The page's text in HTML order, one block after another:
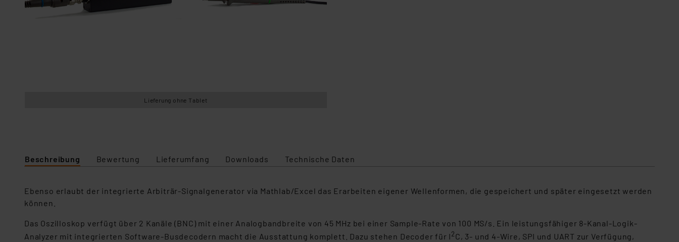
Lieferung ohne Tablet
Beschreibung Bewertung Lieferumfang Downloads Technische Daten
Ebenso erlaubt der integrierte Arbiträr-Signalgenerator via Mathlab/Excel das Erarbeiten eigener Wellenformen, die gespeichert und später eingesetzt werden
können.
Das Oszilloskop verfügt über 2 Kanäle (BNC) mit einer Analogbandbreite von 45 MHz bei einer Sample-Rate von 100 MS/s. Ein leistungsfähiger 8-Kanal-Logik-
Analyzer mit integrierten Software-Busdecodern macht die Ausstattung komplett. Dazu stehen Decoder für I2C, 3- und 4-Wire, SPI und UART zur Verfügung,